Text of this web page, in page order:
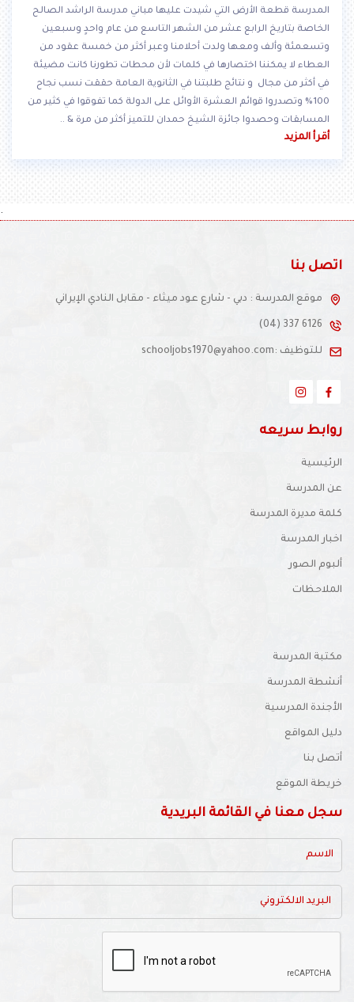
المدرسة قطعة الأرض التي شيدت عليها مباني مدرسة الراشد الصالح
الخاصة بتاريخ الرابع عشر من الشهر التاسع من عام واحدٍ وسبعين
وتسعمئة وألف ومعها ولدت أحلامنا وعبر أكثر من خمسة عقود من
العطاء لا يمكننا اختصارها في كلمات لأن محطات تطورنا كانت مضيئة
في أكثر من مجال و نتائج طلبتنا في الثانوية العامة حققت نسب نجاح
100% وتصدروا قوائم العشرة الأوائل على الدولة كما تفوقوا في كثير من
المسابقات وحصدوا جائزة الشيخ حمدان للتميز أكثر من مرة & ..
أقرأ المزيد
.
اتصل بنا
موقع المدرسة : دبي - شارع عود ميثاء - مقابل النادي الإيراني
(04) 337 6126
للتوظيف :schooljobs1970@yahoo.com
روابط سريعه
الرئيسية
عن المدرسة
كلمة مديرة المدرسة
اخبار المدرسة
ألبوم الصور
الملاحظات
مكتبة المدرسة
أنشطة المدرسة
الأجندة المدرسية
دليل المواقع
أتصل بنا
خريطة الموقع
سجل معنا في القائمة البريدية